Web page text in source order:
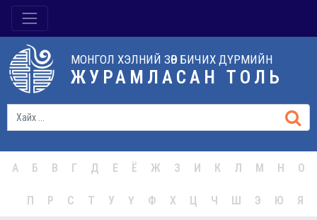
МОНГОЛ ХЭЛНИЙ ЗӨВ БИЧИХ ДҮРМИЙН
ЖУРАМЛАСАН ТОЛЬ
А Б В Г Д Е Ё Ж З И К Л М Н О
П Р С Т У Ү Ф Х Ц Ч Ш Э Ю Я